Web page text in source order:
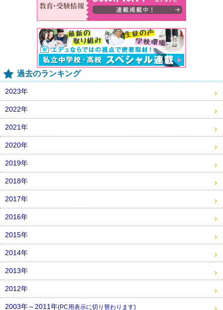
過去のランキング
2023年
2022年
2021年
2020年
2019年
2018年
2017年
2016年
2015年
2014年
2013年
2012年
2003年～2011年(PC用表示に切り替わります)